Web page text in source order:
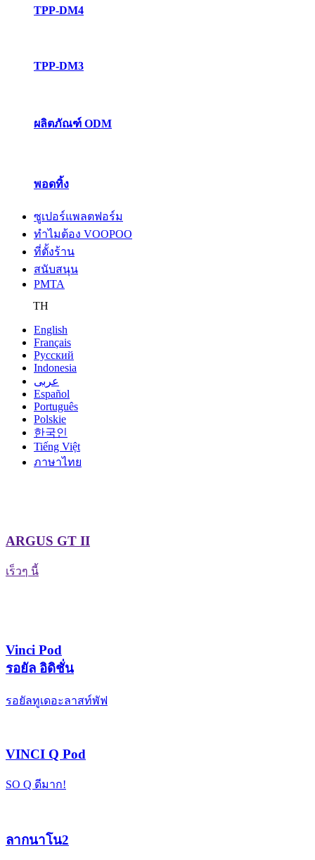
TPP-DM4
TPP-DM3
ผลิตภัณฑ์ ODM
พอดทิ้ง
ซูเปอร์แพลตฟอร์ม
ทำไมต้อง VOOPOO
ที่ตั้งร้าน
สนับสนุน
PMTA
TH
English
Français
Pусский
Indonesia
عربى
Español
Português
Polskie
한국인
Tiếng Việt
ภาษาไทย
ARGUS GT II
เร็วๆ นี้
Vinci Pod
รอยัล อิดิชั่น
รอยัลทูเดอะลาสท์พัฟ
VINCI Q Pod
SO Q ดีมาก!
ลากนาโน2